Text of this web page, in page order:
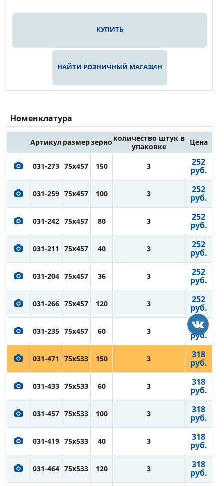
КУПИТЬ
НАЙТИ РОЗНИЧНЫЙ МАГАЗИН
Номенклатура
Артикул размерзерно количество штук в
упаковке
Цена
031-273 75x457 150 3 252
руб.
031-259 75x457 100 3 252
руб.
031-242 75x457 80 3 252
руб.
031-211 75x457 40 3 252
руб.
031-204 75x457 36 3 252
руб.
031-266 75x457 120 3 252
руб.
031-235 75x457 60 3 252
руб.
031-471 75x533 150 3 318
руб.
031-433 75x533 60 3 318
руб.
031-457 75x533 100 3 318
руб.
031-419 75x533 40 3 318
руб.
031-464 75x533 120 3 318
руб.